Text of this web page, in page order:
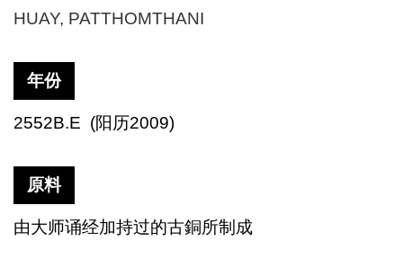
HUAY, PATTHOMTHANI
年份
2552B.E (阳历2009)
原料
由大师诵经加持过的古銅所制成